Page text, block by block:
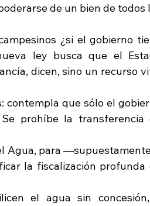
de un bien de todos
¿si el gobierno
ley busca que el
dicen, sino un recurso
contempla que sólo el
prohíbe la transferencia
Agua, para
la fiscalización profunda
el agua sin